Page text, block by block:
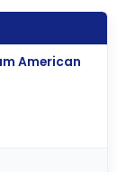
American